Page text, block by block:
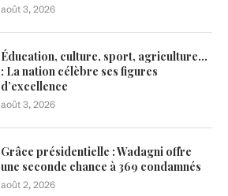
août 3, 2026
Éducation, culture, sport, agriculture…
: La nation célèbre ses figures
d’excellence
août 3, 2026
Grâce présidentielle : Wadagni offre
une seconde chance à 369 condamnés
août 2, 2026